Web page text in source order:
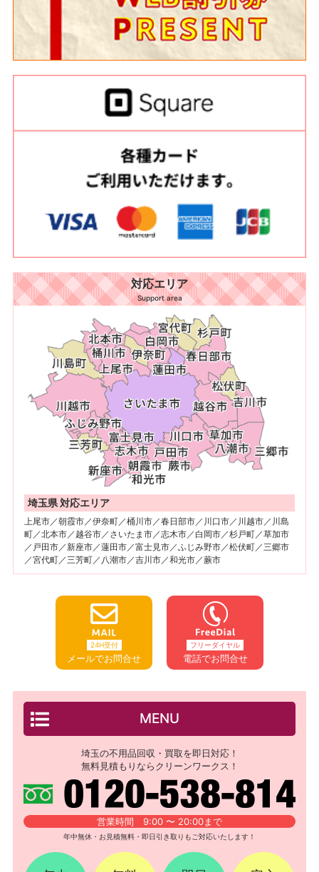
対応エリア
Support area
埼玉県 対応エリア
上尾市／朝霞市／伊奈町／桶川市／春日部市／川口市／川越市／川島
町／北本市／越谷市／さいたま市／志木市／白岡市／杉戸町／草加市
／戸田市／新座市／蓮田市／富士見市／ふじみ野市／松伏町／三郷市
／宮代町／三芳町／八潮市／吉川市／和光市／蕨市
24H受付
メールでお問合せ
フリーダイヤル
電話でお問合せ
MENU
埼玉の不用品回収・買取を即日対応！
無料見積もりならクリーンワークス！
営業時間 9:00 〜 20:00まで
年中無休・お見積無料・即日引き取りもご対応いたします！